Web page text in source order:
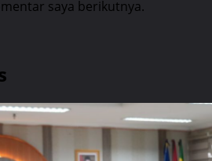
saya berikutnya.